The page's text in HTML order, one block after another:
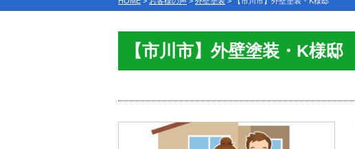
【市川市】外壁塗装・K様邸